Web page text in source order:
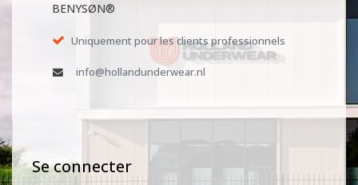
BENYSØN®
Uniquement pour les clients professionnels
info@hollandunderwear.nl
Se connecter